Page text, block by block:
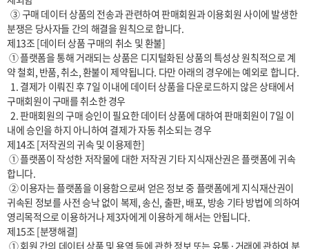
  ③ 구매 데이터 상품의 전송과 관련하여 판매회원과 이용회원 사이에 발생한
분쟁은 당사자들 간의 해결을 원칙으로 합니다.
제13조 [데이터 상품 구매의 취소 및 환불]
약 철회, 반품, 취소, 환불이 제약됩니다. 다만 아래의 경우에는 예외로 합니다.
구매회원이 구매를 취소한 경우
  2. 판매회원의 구매 승인이 필요한 데이터 상품에 대하여 판매회원이 7일 이
내에 승인을 하지 아니하여 결제가 자동 취소되는 경우
제14조 [저작권의 귀속 및 이용제한]
합니다.
귀속된 정보를 사전 승낙 없이 복제, 송신, 출판, 배포, 방송 기타 방법에 의하여
영리목적으로 이용하거나 제3자에게 이용하게 해서는 안됩니다.
제15조 [분쟁해결]